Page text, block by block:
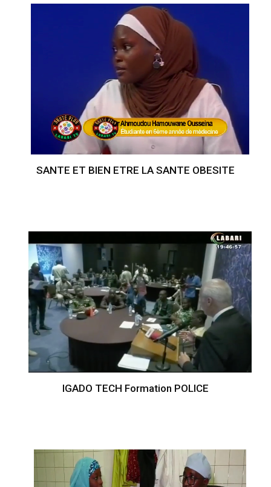
SANTE ET BIEN ETRE LA SANTE OBESITE
IGADO TECH Formation POLICE